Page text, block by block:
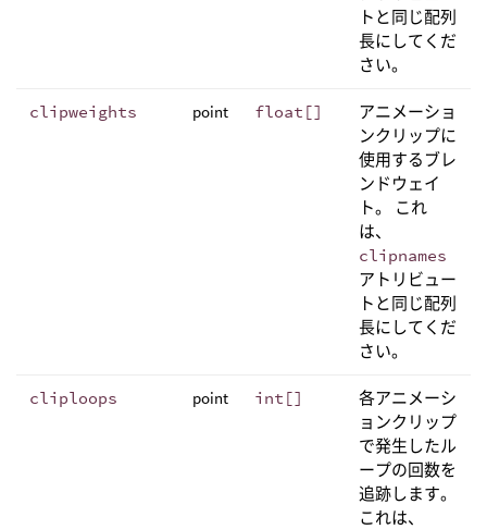
トと同じ配列
長にしてくだ
さい。
clipweights point float[]
アニメーショ
ンクリップに
使用するブレ
ンドウェイ
ト。 これ
は、
clipnames
アトリビュー
トと同じ配列
長にしてくだ
さい。
cliploops point int[]
各アニメーシ
ョンクリップ
で発生したル
ープの回数を
追跡します。
これは、